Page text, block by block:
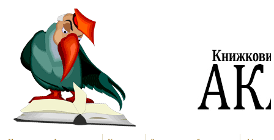
Перейти до основного вмісту